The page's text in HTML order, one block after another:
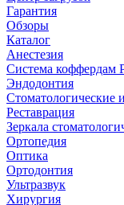
Гарантия
Обзоры
Каталог
Анестезия
Система коффердам
Эндодонтия
Стоматологические
Реставрация
Зеркала
Ортопедия
Оптика
Ортодонтия
Ультразвук
Хирургия